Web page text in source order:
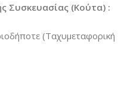
Συσκευασίας (Κούτα) :
(Ταχυμεταφορική